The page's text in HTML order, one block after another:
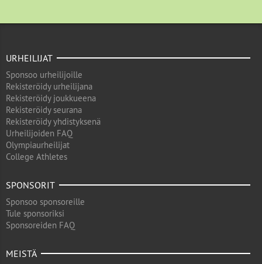
URHEILIJAT
Sponsoo urheilijoille
Rekisteröidy urheilijana
Rekisteröidy joukkueena
Rekisteröidy seurana
Rekisteröidy yhdistyksenä
Urheilijoiden FAQ
Olympiaurheilijat
College Athletes
SPONSORIT
Sponsoo sponsoreille
Tule sponsoriksi
Sponsoreiden FAQ
MEISTÄ